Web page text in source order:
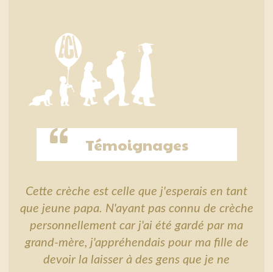
Témoignages
Cette crèche est celle que j'esperais en tant
que jeune papa. N'ayant pas connu de crèche
personnellement car j'ai été gardé par ma
grand-mère, j'appréhendais pour ma fille de
devoir la laisser à des gens que je ne